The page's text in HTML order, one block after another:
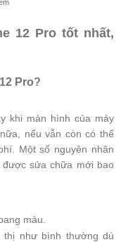
12 Pro tốt nhất,
Pro?
khi màn hình của máy
nếu vẫn còn có thể
Một số nguyên nhân
được sửa chữa mới bao
màu.
thị như bình thường dù